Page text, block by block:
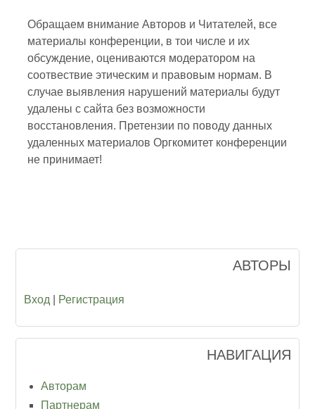
Обращаем внимание Авторов и Читателей, все
материалы конференции, в тои числе и их
обсуждение, оцениваются модератором на
соотвествие этическим и правовым нормам. В
случае выявления нарушений материалы будут
удалены с сайта без возможности
восстановления. Претензии по поводу данных
удаленных материалов Оргкомитет конференции
не принимает!
АВТОРЫ
Вход Регистрация
НАВИГАЦИЯ
Авторам
Партнерам